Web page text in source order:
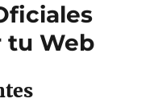
tu Web